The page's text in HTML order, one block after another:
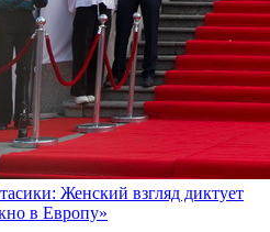
Женский взгляд диктует
в Европу»